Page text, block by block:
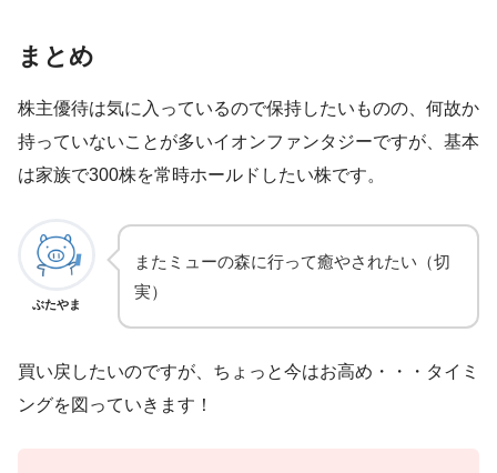
まとめ
株主優待は気に入っているので保持したいものの、何故か
持っていないことが多いイオンファンタジーですが、基本
は家族で300株を常時ホールドしたい株です。
ぶたやま
またミューの森に行って癒やされたい（切
実）
買い戻したいのですが、ちょっと今はお高め・・・タイミ
ングを図っていきます！